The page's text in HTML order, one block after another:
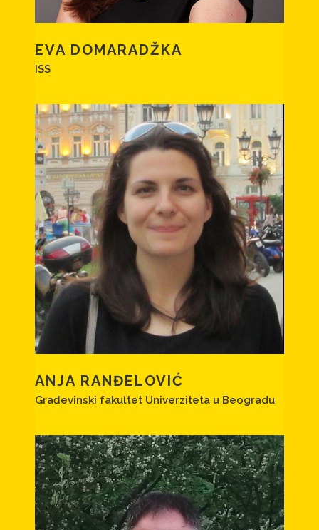
EVA DOMARADŽKA
ISS
ANJA RANĐELOVIĆ
Građevinski fakultet Univerziteta u Beogradu